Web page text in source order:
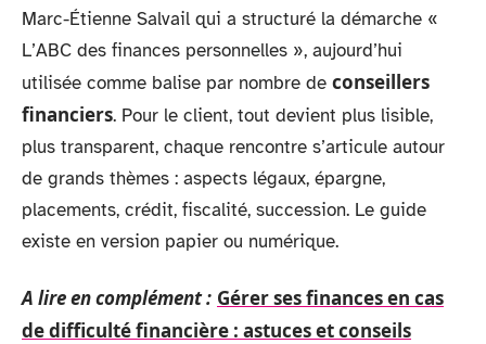
Marc-Étienne Salvail qui a structuré la démarche «
L’ABC des finances personnelles », aujourd’hui
utilisée comme balise par nombre de conseillers
financiers. Pour le client, tout devient plus lisible,
plus transparent, chaque rencontre s’articule autour
de grands thèmes : aspects légaux, épargne,
placements, crédit, fiscalité, succession. Le guide
existe en version papier ou numérique.
A lire en complément : Gérer ses finances en cas
de difficulté financière : astuces et conseils